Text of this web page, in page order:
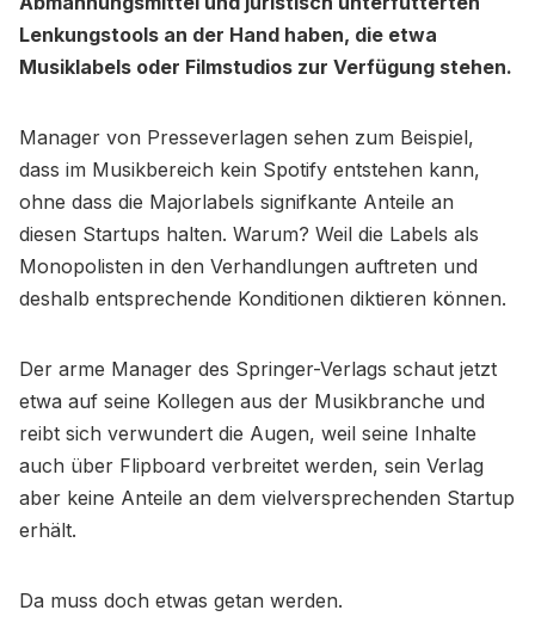
Lenkungstools an der Hand haben, die etwa
Musiklabels oder Filmstudios zur Verfügung stehen.
Manager von Presseverlagen sehen zum Beispiel,
dass im Musikbereich kein Spotify entstehen kann,
ohne dass die Majorlabels signifkante Anteile an
diesen Startups halten. Warum? Weil die Labels als
Monopolisten in den Verhandlungen auftreten und
deshalb entsprechende Konditionen diktieren können.
Der arme Manager des Springer-Verlags schaut jetzt
etwa auf seine Kollegen aus der Musikbranche und
reibt sich verwundert die Augen, weil seine Inhalte
auch über Flipboard verbreitet werden, sein Verlag
aber keine Anteile an dem vielversprechenden Startup
erhält.
Da muss doch etwas getan werden.